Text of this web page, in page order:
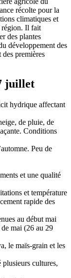
récolte pour la
climatiques et
région. Il fait
des plantes
développement des
premières
juillet
hydrique affectant
de pluie, de
Conditions
Peu de
et une qualité
et température
rapide des
au début mai
mai (26 au 29
le maïs-grain et les
cultures,